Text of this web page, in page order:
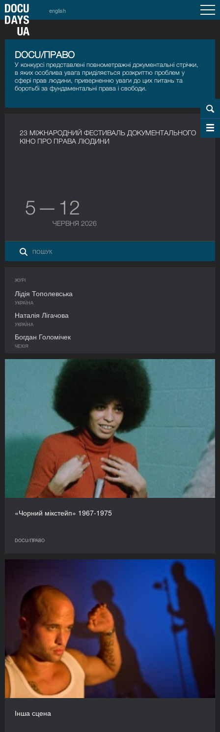
english
DOCU/ПРАВО
У конкурсі представлені повнометражні документальні стрічки,
в яких особлива увага приділяється розкриттю проблем у
сфері прав людини, приверненню уваги до цих питань та
боротьбі за фундаментальні права і свободи.
23 МІЖНАРОДНИЙ ФЕСТИВАЛЬ ДОКУМЕНТАЛЬНОГО
КІНО ПРО ПРАВА ЛЮДИНИ
5 — 12
ЧЕРВНЯ 2026
ЖУРІ
Лідія Тополевська
УКРАЇНА
Наталія Лігачова
УКРАЇНА
Богдан Голомічек
ЧЕХІЯ
«Чорний мікстейп» 1967-1975
DOCU/ПРАВО
Інша сцена